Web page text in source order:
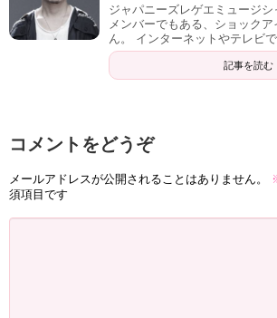
ジャパニーズレゲエミュージ
メンバーでもある、ショックア
ん。 インターネットやテレビ
記事を読む
コメントをどうぞ
メールアドレスが公開されることはありません。
須項目です